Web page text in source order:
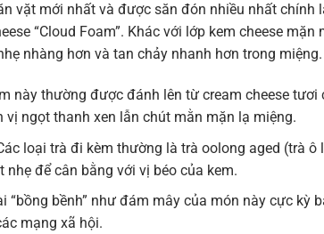
vặt mới nhất và được săn đón nhiều nhất chính
“Cloud Foam”. Khác với lớp kem cheese mặn
nhàng hơn và tan chảy nhanh hơn trong miệng.
này thường được đánh lên từ cream cheese tươi
vị ngọt thanh xen lẫn chút mằn mặn lạ miệng.
loại trà đi kèm thường là trà oolong aged (trà ô
nhẹ để cân bằng với vị béo của kem.
“bồng bềnh” như đám mây của món này cực kỳ
mạng xã hội.